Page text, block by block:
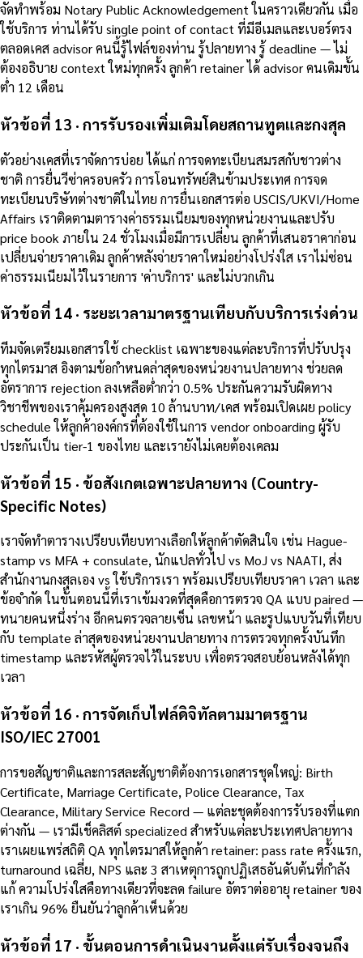
จัดทำพร้อม Notary Public Acknowledgement ในคราวเดียวกัน เมื่อ
ใช้บริการ ท่านได้รับ single point of contact ที่มีอีเมลและเบอร์ตรง
ตลอดเคส advisor คนนี้รู้ไฟล์ของท่าน รู้ปลายทาง รู้ deadline — ไม่
ต้องอธิบาย context ใหม่ทุกครั้ง ลูกค้า retainer ได้ advisor คนเดิมขั้น
ต่ำ 12 เดือน
หัวข้อที่ 13 · การรับรองเพิ่มเติมโดยสถานทูตและกงสุล
ตัวอย่างเคสที่เราจัดการบ่อย ได้แก่ การจดทะเบียนสมรสกับชาวต่าง
ชาติ การยื่นวีซ่าครอบครัว การโอนทรัพย์สินข้ามประเทศ การจด
ทะเบียนบริษัทต่างชาติในไทย การยื่นเอกสารต่อ USCIS/UKVI/Home
Affairs เราติดตามตารางค่าธรรมเนียมของทุกหน่วยงานและปรับ
price book ภายใน 24 ชั่วโมงเมื่อมีการเปลี่ยน ลูกค้าที่เสนอราคาก่อน
เปลี่ยนจ่ายราคาเดิม ลูกค้าหลังจ่ายราคาใหม่อย่างโปร่งใส เราไม่ซ่อน
ค่าธรรมเนียมไว้ในรายการ 'ค่าบริการ' และไม่บวกเกิน
หัวข้อที่ 14 · ระยะเวลามาตรฐานเทียบกับบริการเร่งด่วน
ทีมจัดเตรียมเอกสารใช้ checklist เฉพาะของแต่ละบริการที่ปรับปรุง
ทุกไตรมาส อิงตามข้อกำหนดล่าสุดของหน่วยงานปลายทาง ช่วยลด
อัตราการ rejection ลงเหลือต่ำกว่า 0.5% ประกันความรับผิดทาง
วิชาชีพของเราคุ้มครองสูงสุด 10 ล้านบาท/เคส พร้อมเปิดเผย policy
schedule ให้ลูกค้าองค์กรที่ต้องใช้ในการ vendor onboarding ผู้รับ
ประกันเป็น tier-1 ของไทย และเรายังไม่เคยต้องเคลม
หัวข้อที่ 15 · ข้อสังเกตเฉพาะปลายทาง (Country-
Specific Notes)
เราจัดทำตารางเปรียบเทียบทางเลือกให้ลูกค้าตัดสินใจ เช่น Hague-
stamp vs MFA + consulate, นักแปลทั่วไป vs MoJ vs NAATI, ส่ง
สำนักงานกงสุลเอง vs ใช้บริการเรา พร้อมเปรียบเทียบราคา เวลา และ
ข้อจำกัด ในขั้นตอนนี้ที่เราเข้มงวดที่สุดคือการตรวจ QA แบบ paired —
ทนายคนหนึ่งร่าง อีกคนตรวจลายเซ็น เลขหน้า และรูปแบบวันที่เทียบ
กับ template ล่าสุดของหน่วยงานปลายทาง การตรวจทุกครั้งบันทึก
timestamp และรหัสผู้ตรวจไว้ในระบบ เพื่อตรวจสอบย้อนหลังได้ทุก
เวลา
หัวข้อที่ 16 · การจัดเก็บไฟล์ดิจิทัลตามมาตรฐาน
ISO/IEC 27001
การขอสัญชาติและการสละสัญชาติต้องการเอกสารชุดใหญ่: Birth
Certificate, Marriage Certificate, Police Clearance, Tax
Clearance, Military Service Record — แต่ละชุดต้องการรับรองที่แตก
ต่างกัน — เรามีเช็คลิสต์ specialized สำหรับแต่ละประเทศปลายทาง
เราเผยแพร่สถิติ QA ทุกไตรมาสให้ลูกค้า retainer: pass rate ครั้งแรก,
turnaround เฉลี่ย, NPS และ 3 สาเหตุการถูกปฏิเสธอันดับต้นที่กำลัง
แก้ ความโปร่งใสคือทางเดียวที่จะลด failure อัตราต่ออายุ retainer ของ
เราเกิน 96% ยืนยันว่าลูกค้าเห็นด้วย
หัวข้อที่ 17 · ขั้นตอนการดำเนินงานตั้งแต่รับเรื่องจนถึง